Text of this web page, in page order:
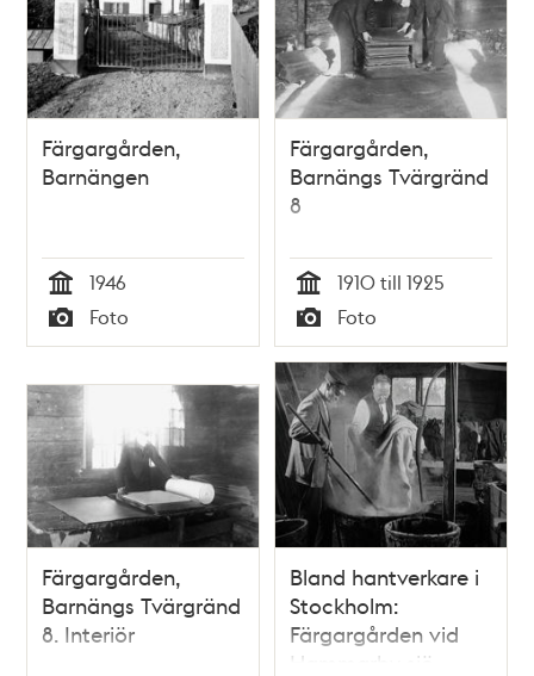
Färgargården,
Barnängen
Tid
1946
Typ
Foto
Färgargården,
Barnängs Tvärgränd
8
Tid
1910 till 1925
Typ
Foto
Färgargården,
Barnängs Tvärgränd
8. Interiör
Bland hantverkare i
Stockholm:
Färgargården vid
Hammarby sjö